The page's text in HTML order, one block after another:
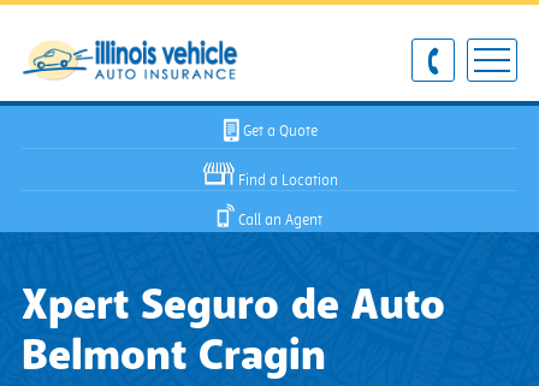
Get a Quote
Find a Location
Call an Agent
Xpert Seguro de Auto
Belmont Cragin